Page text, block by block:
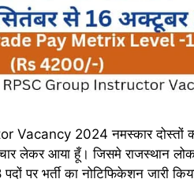
Vacancy 2024 नमस्कार दोस्तों
लेकर आया हूँ। जिसमे राजस्थान लोक
पर भर्ती का नोटिफिकेशन जारी